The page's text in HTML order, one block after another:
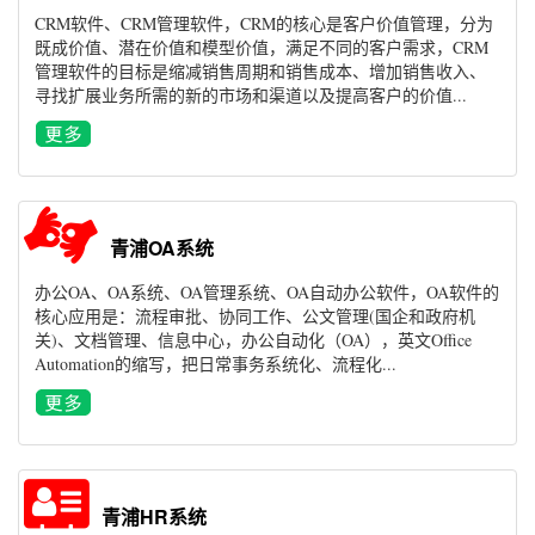
CRM软件、CRM管理软件，CRM的核心是客户价值管理，分为
既成价值、潜在价值和模型价值，满足不同的客户需求，CRM
管理软件的目标是缩减销售周期和销售成本、增加销售收入、
寻找扩展业务所需的新的市场和渠道以及提高客户的价值...
青浦OA系统
办公OA、OA系统、OA管理系统、OA自动办公软件，OA软件的
核心应用是：流程审批、协同工作、公文管理(国企和政府机
关)、文档管理、信息中心，办公自动化（OA），英文Office
Automation的缩写，把日常事务系统化、流程化...
青浦HR系统